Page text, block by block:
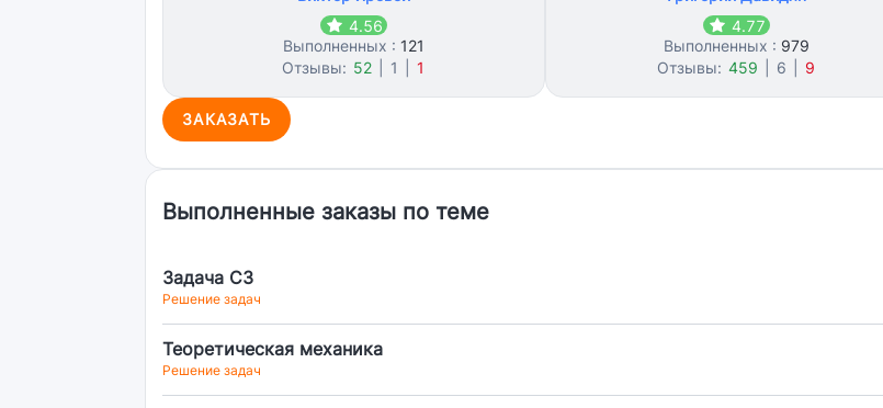
4.56
Выполненных : 121
Отзывы: 52 1 1
4.77
Выполненных : 979
Отзывы: 459 6 9
ЗАКАЗАТЬ
Выполненные заказы по теме
Задача C3
Решение задач
Теоретическая механика
Решение задач